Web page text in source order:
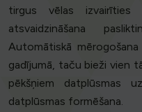
tirgus vēlas izvairīties
atsvaidzināšana
Automātiskā
gadījumā, taču bieži vien
pēkšņiem datplūsmas
datplūsmas formēšana.